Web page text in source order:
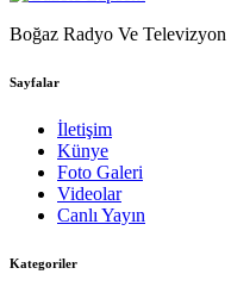
Boğaz Radyo Ve Televizyon
Sayfalar
İletişim
Künye
Foto Galeri
Videolar
Canlı Yayın
Kategoriler